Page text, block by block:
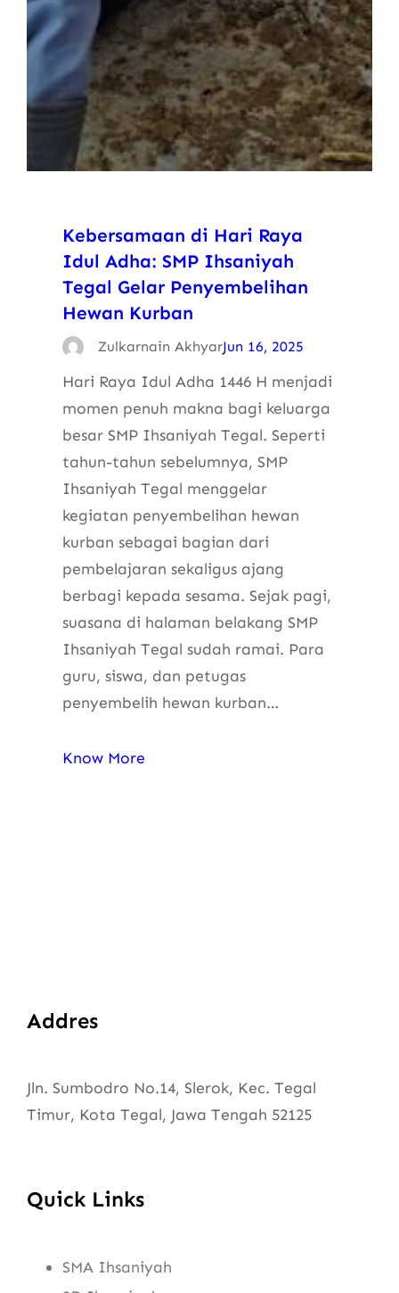
Kebersamaan di Hari Raya
Idul Adha: SMP Ihsaniyah
Tegal Gelar Penyembelihan
Hewan Kurban
Zulkarnain AkhyarJun 16, 2025
Hari Raya Idul Adha 1446 H menjadi
momen penuh makna bagi keluarga
besar SMP Ihsaniyah Tegal. Seperti
tahun-tahun sebelumnya, SMP
Ihsaniyah Tegal menggelar
kegiatan penyembelihan hewan
kurban sebagai bagian dari
pembelajaran sekaligus ajang
berbagi kepada sesama. Sejak pagi,
suasana di halaman belakang SMP
Ihsaniyah Tegal sudah ramai. Para
guru, siswa, dan petugas
penyembelih hewan kurban…
Know More
Addres
Jln. Sumbodro No.14, Slerok, Kec. Tegal
Timur, Kota Tegal, Jawa Tengah 52125
Quick Links
SMA Ihsaniyah